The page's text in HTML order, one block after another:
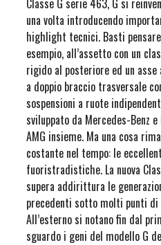
una volta introducendo
highlight tecnici. Basti
esempio, all’assetto con un
rigido al posteriore ed un
a doppio braccio trasversale
sospensioni a ruote
sviluppato da Mercedes-Benz
AMG insieme. Ma una cosa
costante nel tempo: le
fuoristradistiche. La nuova
supera addirittura le
precedenti sotto molti punti di
All’esterno si notano fin dal
sguardo i geni del modello G